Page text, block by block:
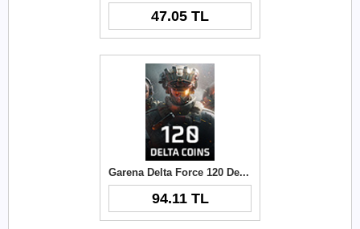
47.05 TL
Garena Delta Force 120 Delta Coins TR
94.11 TL